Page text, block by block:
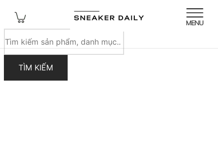
kiếm
TÌM KIẾM